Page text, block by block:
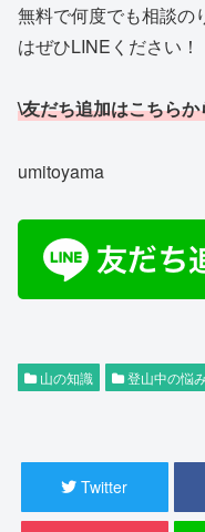
無料で何度でも相談の
はぜひLINEください！
\友だち追加はこちらか
umitoyama
山の知識 登山中の悩
Twitter